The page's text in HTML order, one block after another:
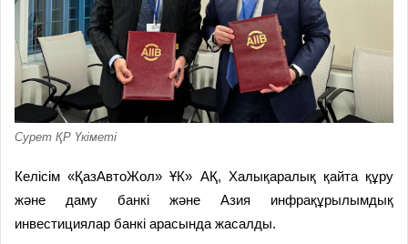
Сурет ҚР Үкіметі
Келісім «ҚазАвтоЖол» ҰК» АҚ, Халықаралық қайта құру
және даму банкі және Азия инфрақұрылымдық
инвестициялар банкі арасында жасалды.